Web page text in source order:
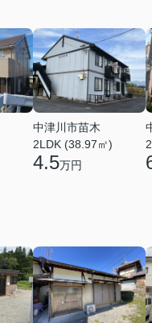
中津川市苗木
2LDK (38.97㎡)
4.5万円